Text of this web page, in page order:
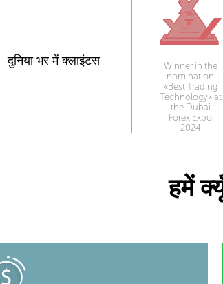
Winner in the
nomination
«Best Trading
Technology» at
the Dubai
Forex Expo
2024
दुनिया भर में क्लाइंटस
हमें